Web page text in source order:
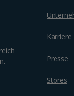
Karriere
Presse
Stores